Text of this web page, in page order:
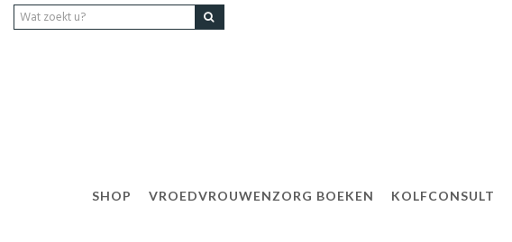
SHOP VROEDVROUWENZORG BOEKEN KOLFCONSULT